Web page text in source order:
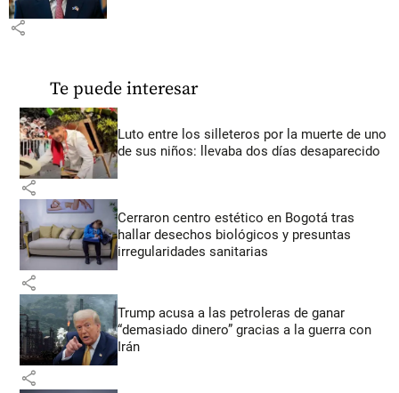
share
Te puede interesar
Luto entre los silleteros por la muerte de uno
de sus niños: llevaba dos días desaparecido
share
Cerraron centro estético en Bogotá tras
hallar desechos biológicos y presuntas
irregularidades sanitarias
share
Trump acusa a las petroleras de ganar
“demasiado dinero” gracias a la guerra con
Irán
share